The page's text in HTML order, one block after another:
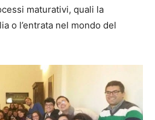
maturativi, quali la
o l’entrata nel mondo del